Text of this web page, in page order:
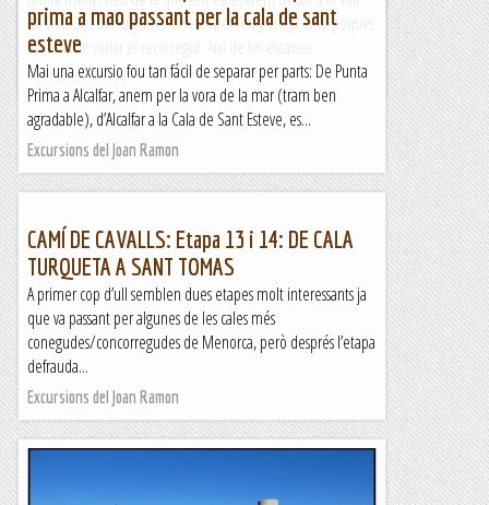
de Boí. Queden algunes cosetes per fer, però ja amb poques
opcions de variar el recorregut. Així de les escasses...
Passamuntanyes
prima a mao passant per la cala de sant
esteve
Mai una excursio fou tan fácil de separar per parts: De Punta
Prima a Alcalfar, anem per la vora de la mar (tram ben
agradable), d’Alcalfar a la Cala de Sant Esteve, es...
Excursions del Joan Ramon
CAMÍ DE CAVALLS: Etapa 13 i 14: DE CALA
TURQUETA A SANT TOMAS
A primer cop d’ull semblen dues etapes molt interessants ja
que va passant per algunes de les cales més
conegudes/concorregudes de Menorca, però després l’etapa
defrauda...
Excursions del Joan Ramon